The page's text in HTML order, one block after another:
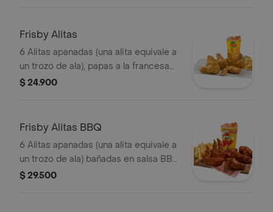
Frisby Alitas
6 Alitas apanadas (una alita equivale a
un trozo de ala), papas a la francesa
mediana (60 g) y gaseosa (325 ml)
$ 24.900
Frisby Alitas BBQ
6 Alitas apanadas (una alita equivale a
un trozo de ala) bañadas en salsa BBQ
ligeramente picante , papas a la
$ 29.500